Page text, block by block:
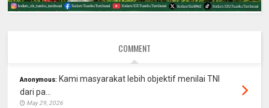
COMMENT
Anonymous: Kami masyarakat lebih objektif menilai TNI
dari pa...
May 29, 2026